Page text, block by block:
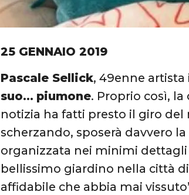
25 GENNAIO 2019
Pascale Sellick, 49enne artista
suo… piumone. Proprio così,
notizia ha fatti presto il giro del
scherzando, sposerà davvero
organizzata nei minimi dettagli
bellissimo giardino nella città
affidabile che abbia mai